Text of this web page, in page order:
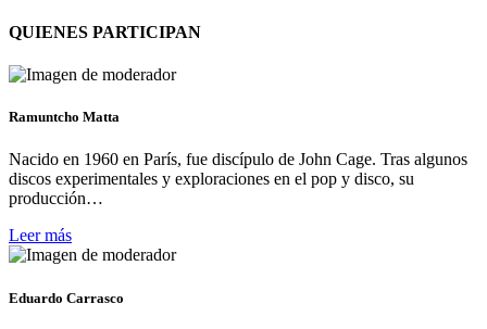
QUIENES PARTICIPAN
Ramuntcho Matta
Nacido en 1960 en París, fue discípulo de John Cage. Tras algunos
discos experimentales y exploraciones en el pop y disco, su
producción…
Leer más
Eduardo Carrasco